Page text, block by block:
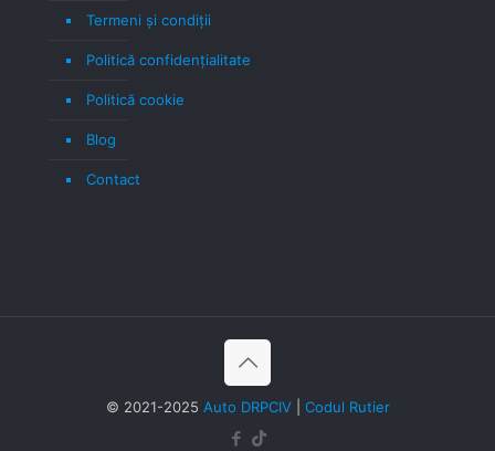
Termeni şi condiţii
Politică confidenţialitate
Politică cookie
Blog
Contact
© 2021-2025 Auto DRPCIV| Codul Rutier